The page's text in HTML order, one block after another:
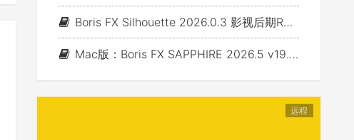
Boris FX Silhouette 2026.0.3 影视后期Roto抠像Paint视效合成软件+Adobe/OFX插件 (Win&Mac&Linux)
Mac版：Boris FX SAPPHIRE 2026.5 v19.5 蓝宝石视效插件_For AE/PR/Avid/OFX(Nuke/Resolve/Fusion等)
远程